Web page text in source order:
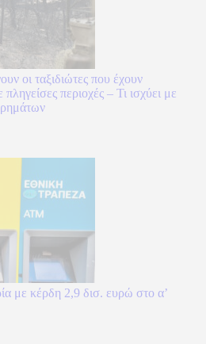
οι ταξιδιώτες που έχουν
περιοχές – Τι ισχύει με
με κέρδη 2,9 δισ. ευρώ στο α’